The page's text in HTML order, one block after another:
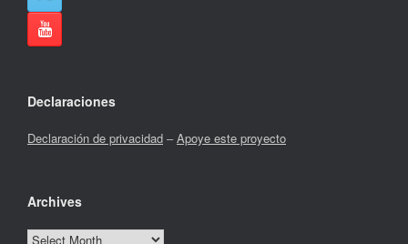
Declaraciones
Declaración de privacidad –Apoye este proyecto
Archives
Archives